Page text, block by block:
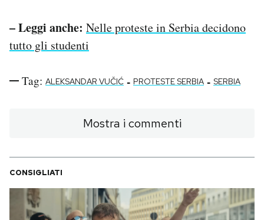
– Leggi anche: Nelle proteste in Serbia decidono
tutto gli studenti
Tag: ALEKSANDAR VUČIĆ - PROTESTE SERBIA - SERBIA
Mostra i commenti
CONSIGLIATI